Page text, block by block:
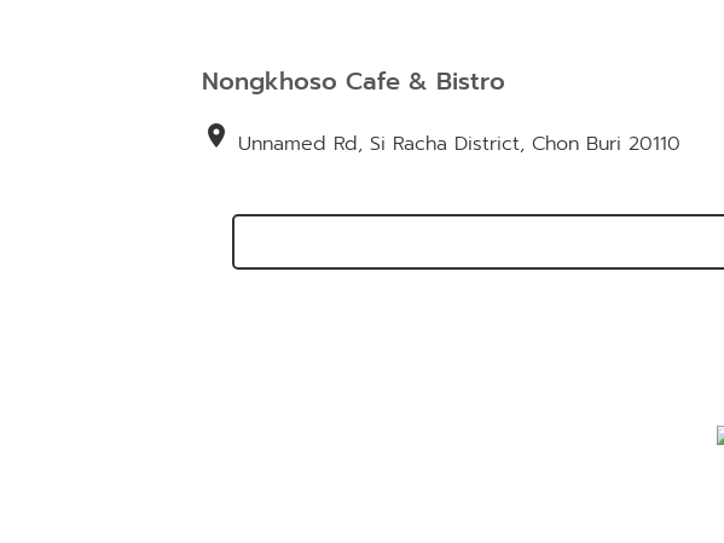
Nongkhoso Cafe & Bistro
location_on Unnamed Rd, Si Racha District, Chon Buri 20110